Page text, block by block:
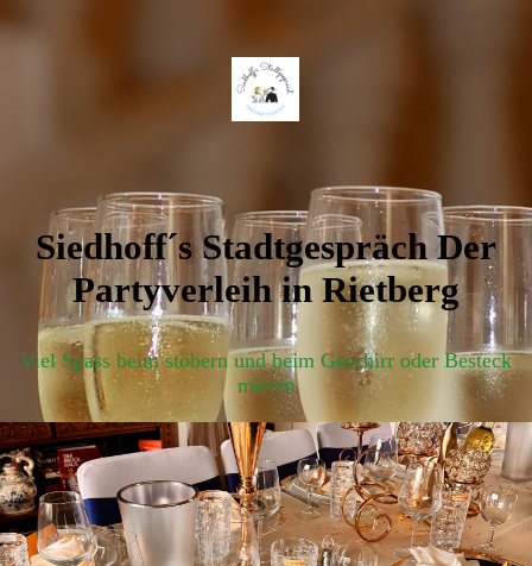
Siedhoff´s Stadtgespräch Der
Partyverleih in Rietberg
Viel Spass beim stöbern und beim Geschirr oder Besteck
mieten